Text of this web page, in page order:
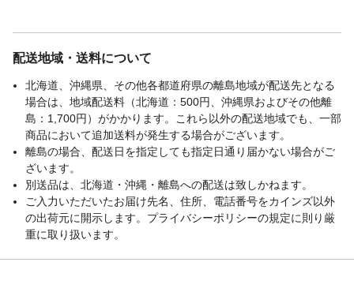
配送地域・送料について
北海道、沖縄県、その他各都道府県の離島地域が配送先となる
場合は、地域配送料（北海道：500円、沖縄県およびその他離
島：1,700円）がかかります。これら以外の配送地域でも、一部
商品において追加送料が発生する場合がございます。
離島の場合、配送日を指定しても指定日通り届かない場合がご
ざいます。
別送品は、北海道・沖縄・離島への配送は致しかねます。
ご入力いただいたお届け先名、住所、電話番号をカインズ以外
の出荷元に開示します。プライバシーポリシーの規定に則り厳
重に取り扱います。